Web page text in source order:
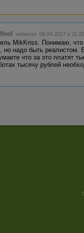
написал 08.04.2017 в
MikKriss. Понимаю,
но надо быть
что за это платят
тысячу рублей